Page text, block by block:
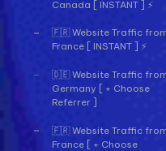
Canada [ INSTANT ] ⚡
🇫🇷 Website Traffic
France [ INSTANT ] ⚡
🇩🇪 Website Traffic
Germany [ + Choose
Referrer ]
🇫🇷 Website Traffic
France [ + Choose